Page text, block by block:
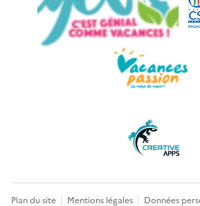
Plan du site Mentions légales Données